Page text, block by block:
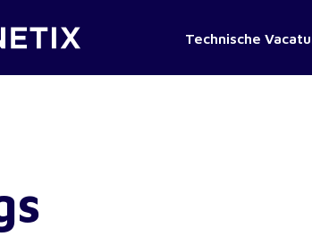
Technische